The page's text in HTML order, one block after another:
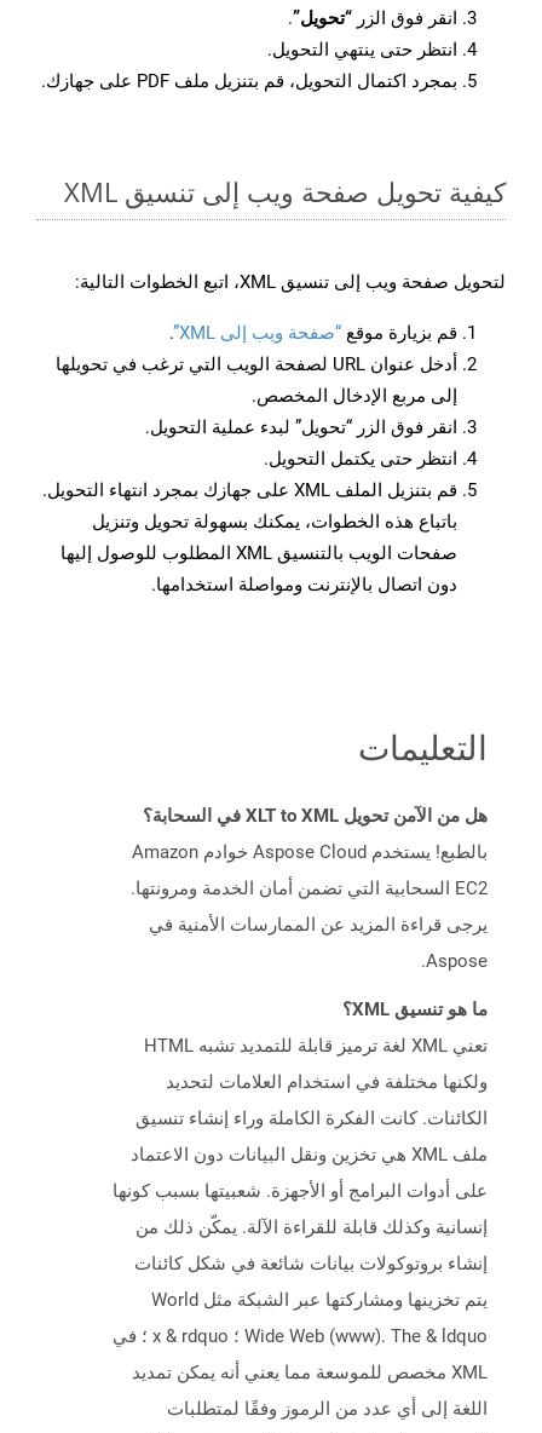
انقر فوق الزر “تحويل”.
انتظر حتى ينتهي التحويل.
بمجرد اكتمال التحويل، قم بتنزيل ملف PDF على جهازك.
كيفية تحويل صفحة ويب إلى تنسيق XML
لتحويل صفحة ويب إلى تنسيق XML، اتبع الخطوات التالية:
قم بزيارة موقع “صفحة ويب إلى XML”
.
أدخل عنوان URL لصفحة الويب التي ترغب في تحويلها
إلى مربع الإدخال المخصص.
انقر فوق الزر “تحويل” لبدء عملية التحويل.
انتظر حتى يكتمل التحويل.
قم بتنزيل الملف XML على جهازك بمجرد انتهاء التحويل.
باتباع هذه الخطوات، يمكنك بسهولة تحويل وتنزيل
صفحات الويب بالتنسيق XML المطلوب للوصول إليها
دون اتصال بالإنترنت ومواصلة استخدامها.
التعليمات
هل من الآمن تحويل XLT to XML في السحابة؟
بالطبع! يستخدم Aspose Cloud خوادم Amazon
EC2 السحابية التي تضمن أمان الخدمة ومرونتها.
يرجى قراءة المزيد عن الممارسات الأمنية في
Aspose.
ما هو تنسيق XML؟
تعني XML لغة ترميز قابلة للتمديد تشبه HTML
ولكنها مختلفة في استخدام العلامات لتحديد
الكائنات. كانت الفكرة الكاملة وراء إنشاء تنسيق
ملف XML هي تخزين ونقل البيانات دون الاعتماد
على أدوات البرامج أو الأجهزة. شعبيتها بسبب كونها
إنسانية وكذلك قابلة للقراءة الآلة. يمكّن ذلك من
إنشاء بروتوكولات بيانات شائعة في شكل كائنات
يتم تخزينها ومشاركتها عبر الشبكة مثل World
Wide Web (www). The & ldquo ؛ x & rdquo ؛ في
XML مخصص للموسعة مما يعني أنه يمكن تمديد
اللغة إلى أي عدد من الرموز وفقًا لمتطلبات